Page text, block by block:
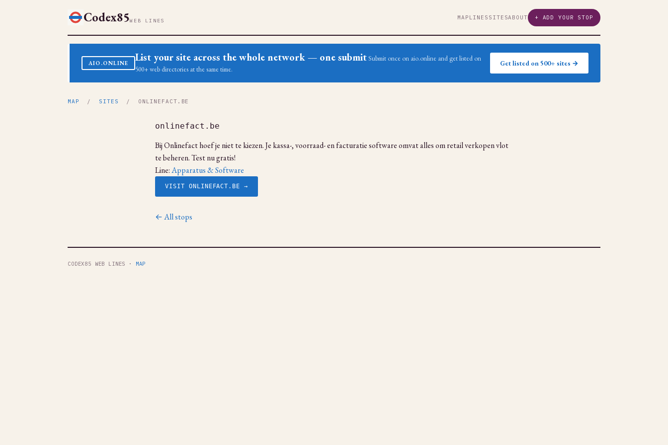
Codex85WEB LINES MAP LINES SITESABOUT + ADD YOUR STOP
AIO.ONLINE List your site across the whole network — one submit Submit once on aio.online and get listed on
500+ web directories at the same time.
Get listed on 500+ sites →
MAP / SITES / ONLINEFACT.BE
onlinefact.be
Bij Onlinefact hoef je niet te kiezen. Je kassa-, voorraad- en facturatie software omvat alles om retail verkopen vlot
te beheren. Test nu gratis!
Line:Apparatus & Software
VISIT ONLINEFACT.BE →
← All stops
CODEX85 WEB LINES · MAP